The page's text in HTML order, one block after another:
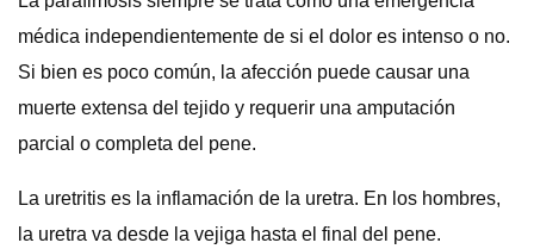
médica independientemente de si el dolor es intenso o no.
Si bien es poco común, la afección puede causar una
muerte extensa del tejido y requerir una amputación
parcial o completa del pene.
La uretritis es la inflamación de la uretra. En los hombres,
la uretra va desde la vejiga hasta el final del pene.